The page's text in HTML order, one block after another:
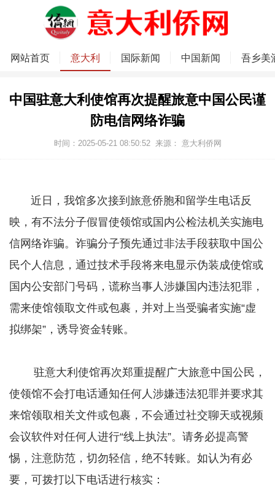
网站首页 意大利 国际新闻 中国新闻 吾乡美
中国驻意大利使馆再次提醒旅意中国公民谨
防电信网络诈骗
时间：2025-05-21 08:50:52 来源： 意大利侨网
近日，我馆多次接到旅意侨胞和留学生电话反
映，有不法分子假冒使领馆或国内公检法机关实施电
信网络诈骗。诈骗分子预先通过非法手段获取中国公
民个人信息，通过技术手段将来电显示伪装成使馆或
国内公安部门号码，谎称当事人涉嫌国内违法犯罪，
需来使馆领取文件或包裹，并对上当受骗者实施“虚
拟绑架”，诱导资金转账。
驻意大利使馆再次郑重提醒广大旅意中国公民，
使领馆不会打电话通知任何人涉嫌违法犯罪并要求其
来馆领取相关文件或包裹，不会通过社交聊天或视频
会议软件对任何人进行“线上执法”。请务必提高警
惕，注意防范，切勿轻信，绝不转账。如认为有必
要，可拨打以下电话进行核实：